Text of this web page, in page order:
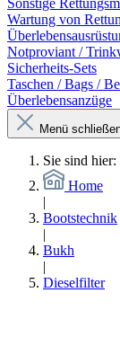
Sonstige
Wartung von
Notproviant /
Sicherheits-Sets
Taschen / Bags /
Überlebensanzüge
Menü
Sie sind hier:
Home
|
Bootstechnik
|
Bukh
|
Dieselfilter